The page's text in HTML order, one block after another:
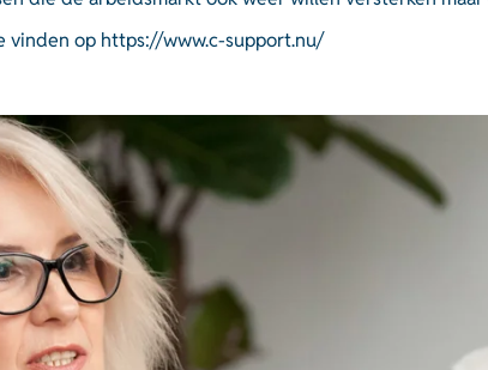
vinden op https://www.c-support.nu/